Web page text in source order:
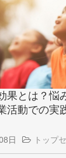
お役立ち記事
果とは？悩
活動での実
日 トップ